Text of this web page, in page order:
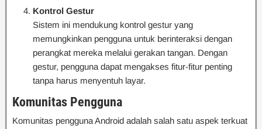
Kontrol Gestur
Sistem ini mendukung kontrol gestur yang
memungkinkan pengguna untuk berinteraksi dengan
perangkat mereka melalui gerakan tangan. Dengan
gestur, pengguna dapat mengakses fitur-fitur penting
tanpa harus menyentuh layar.
Komunitas Pengguna
Komunitas pengguna Android adalah salah satu aspek terkuat